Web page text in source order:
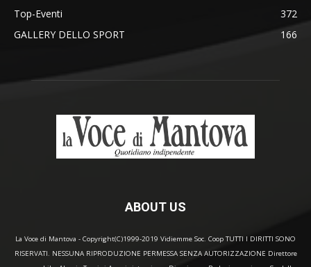
Top-Eventi
372
GALLERY DELLO SPORT
166
ABOUT US
La Voce di Mantova - Copyright(C)1999-2019 Vidiemme Soc. Coop TUTTI I DIRITTI SONO
RISERVATI. NESSUNA RIPRODUZIONE PERMESSA SENZA AUTORIZZAZIONE Direttore